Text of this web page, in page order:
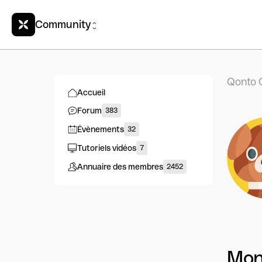
Community
Accueil
Forum 383
Évènements 32
Tutoriels vidéos 7
Annuaire des membres 2452
Qonto